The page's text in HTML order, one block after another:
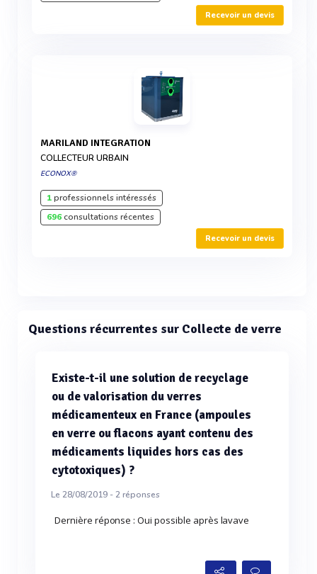
Recevoir un devis
MARILAND INTEGRATION
COLLECTEUR URBAIN
ECONOX®
1professionnels intéressés
696consultations récentes
Recevoir un devis
Questions récurrentes sur Collecte de verre
Existe-t-il une solution de recyclage
ou de valorisation du verres
médicamenteux en France (ampoules
en verre ou flacons ayant contenu des
médicaments liquides hors cas des
cytotoxiques) ?
Le 28/08/2019 -2réponses
Dernière réponse : Oui possible après lavave